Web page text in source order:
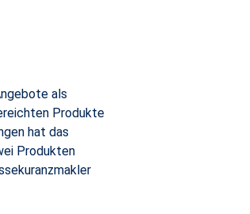
als
Produkte
hat das
Produkten